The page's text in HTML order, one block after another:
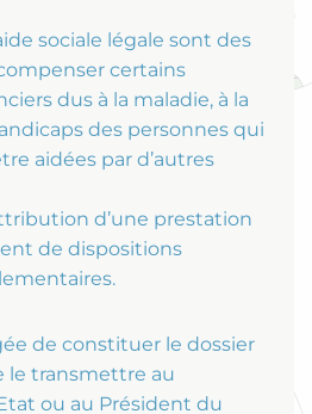
sociale légale sont des
certains
dus à la maladie, à la
des personnes qui
aidées par d’autres
d’une prestation
de dispositions
de constituer le dossier
le transmettre au
ou au Président du